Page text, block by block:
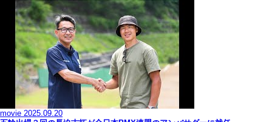
movie 2025.09.20